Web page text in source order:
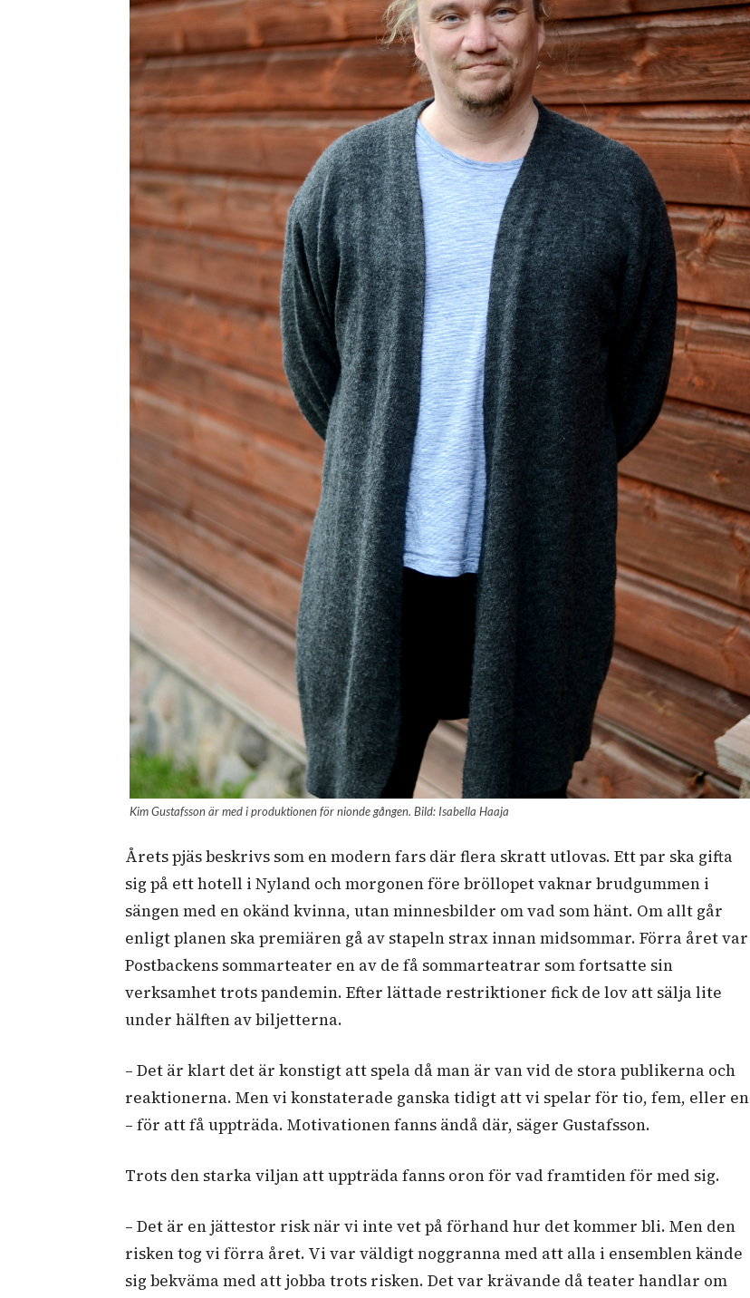
Kim Gustafsson är med i produktionen för nionde gången. Bild: Isabella Haaja
Årets pjäs beskrivs som en modern fars där flera skratt utlovas. Ett par ska gifta
sig på ett hotell i Nyland och morgonen före bröllopet vaknar brudgummen i
sängen med en okänd kvinna, utan minnesbilder om vad som hänt. Om allt går
enligt planen ska premiären gå av stapeln strax innan midsommar. Förra året var
Postbackens sommarteater en av de få sommarteatrar som fortsatte sin
verksamhet trots pandemin. Efter lättade restriktioner fick de lov att sälja lite
under hälften av biljetterna.
– Det är klart det är konstigt att spela då man är van vid de stora publikerna och
reaktionerna. Men vi konstaterade ganska tidigt att vi spelar för tio, fem, eller en
– för att få uppträda. Motivationen fanns ändå där, säger Gustafsson.
Trots den starka viljan att uppträda fanns oron för vad framtiden för med sig.
– Det är en jättestor risk när vi inte vet på förhand hur det kommer bli. Men den
risken tog vi förra året. Vi var väldigt noggranna med att alla i ensemblen kände
sig bekväma med att jobba trots risken. Det var krävande då teater handlar om